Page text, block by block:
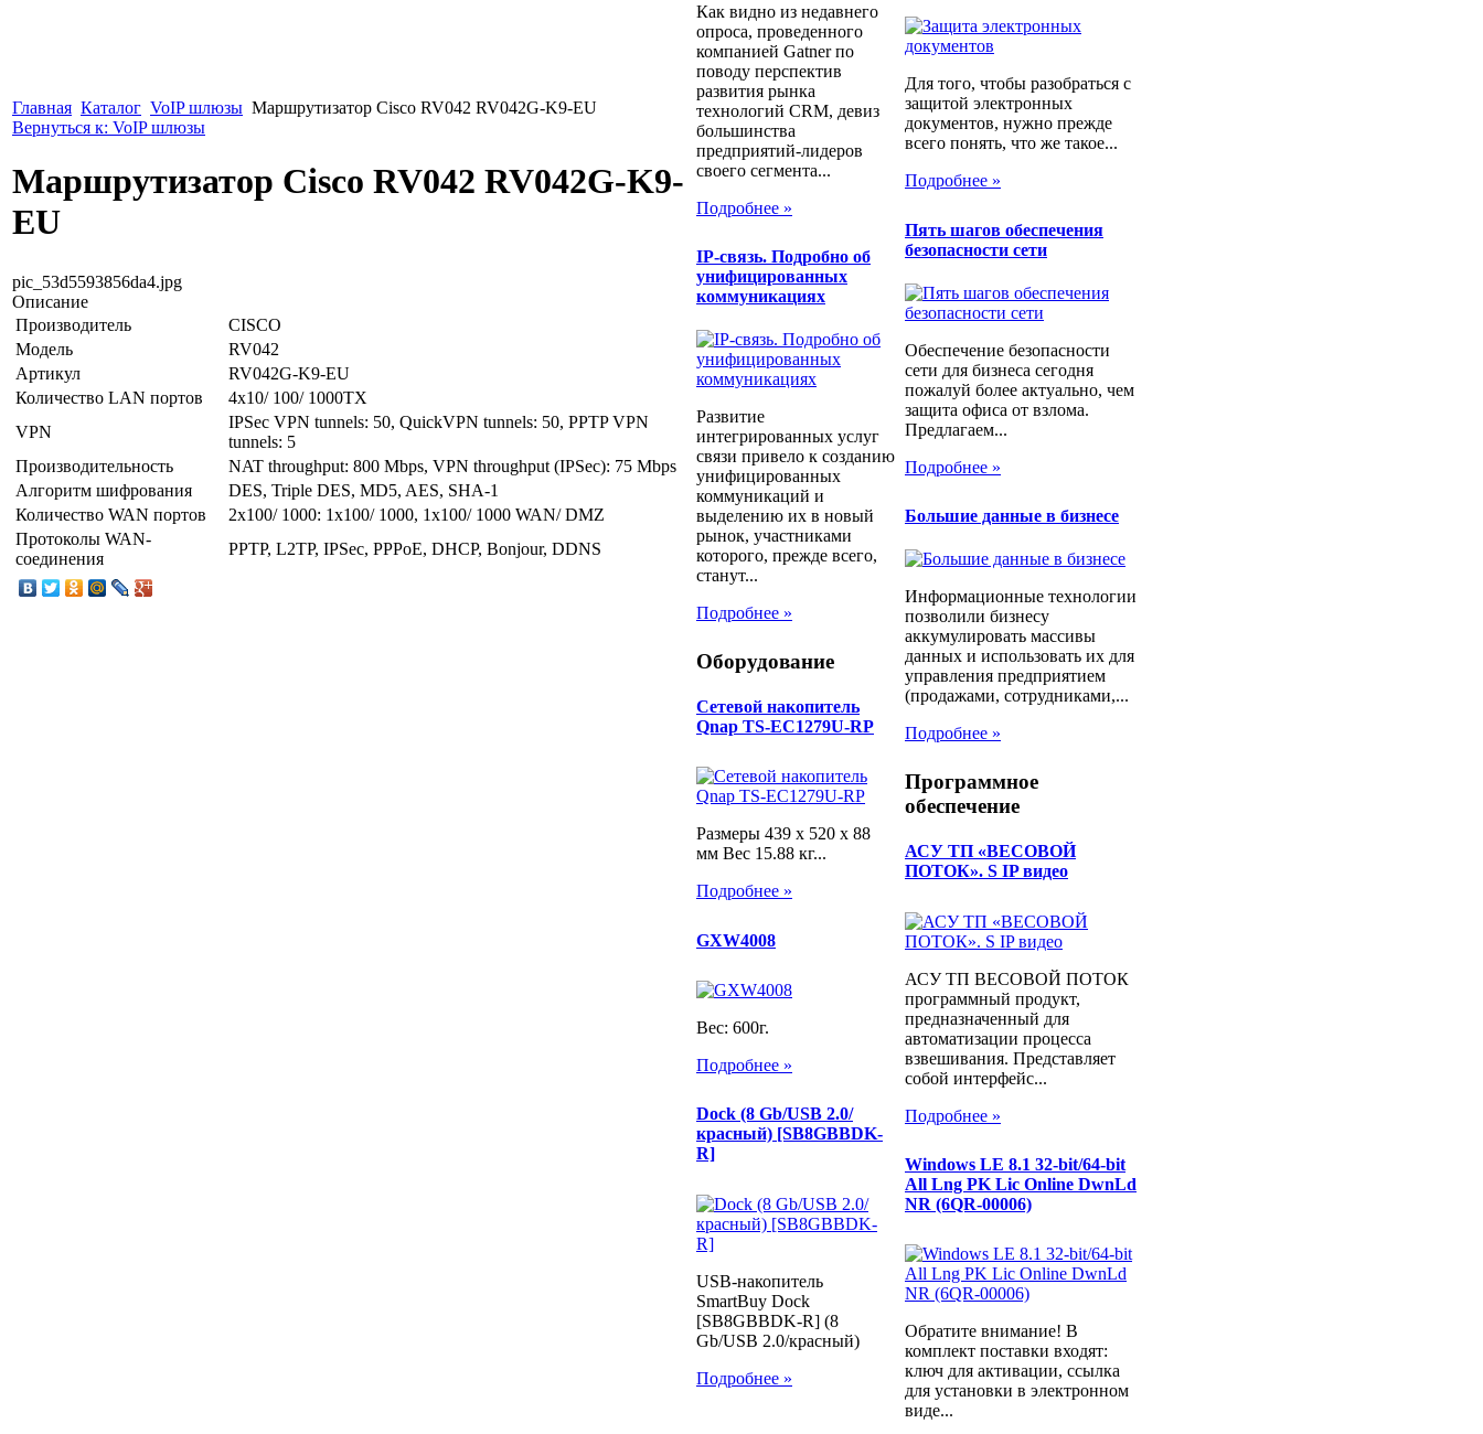
Главная Каталог VoIP шлюзы Маршрутизатор Cisco RV042 RV042G-K9-EU
Вернуться к: VoIP шлюзы
Маршрутизатор Cisco RV042 RV042G-K9-
EU
pic_53d5593856da4.jpg
Описание
Производитель
CISCO
Модель
RV042
Артикул
RV042G-K9-EU
Количество LAN портов
4x10/ 100/ 1000TX
VPN
IPSec VPN tunnels: 50, QuickVPN tunnels: 50, PPTP VPN
tunnels: 5
Производительность
NAT throughput: 800 Mbps, VPN throughput (IPSec): 75 Mbps
Алгоритм шифрования
DES, Triple DES, MD5, AES, SHA-1
Количество WAN портов
2x100/ 1000: 1x100/ 1000, 1x100/ 1000 WAN/ DMZ
Протоколы WAN-
соединения
PPTP, L2TP, IPSec, PPPoE, DHCP, Bonjour, DDNS
Как видно из недавнего
опроса, проведенного
компанией Gatner по
поводу перспектив
развития рынка
технологий CRM, девиз
большинства
предприятий-лидеров
своего сегмента...
Подробнее »
IP-связь. Подробно об
унифицированных
коммуникациях
Развитие
интегрированных услуг
связи привело к созданию
унифицированных
коммуникаций и
выделению их в новый
рынок, участниками
которого, прежде всего,
станут...
Подробнее »
Оборудование
Сетевой накопитель
Qnap TS-EC1279U-RP
Размеры 439 x 520 x 88
мм Вес 15.88 кг...
Подробнее »
GXW4008
Вес: 600г.
Подробнее »
Dock (8 Gb/USB 2.0/
красный) [SB8GBBDK-
R]
USB-накопитель
SmartBuy Dock
[SB8GBBDK-R] (8
Gb/USB 2.0/красный)
Подробнее »
Для того, чтобы разобраться с
защитой электронных
документов, нужно прежде
всего понять, что же такое...
Подробнее »
Пять шагов обеспечения
безопасности сети
Обеспечение безопасности
сети для бизнеса сегодня
пожалуй более актуально, чем
защита офиса от взлома.
Предлагаем...
Подробнее »
Большие данные в бизнесе
Информационные технологии
позволили бизнесу
аккумулировать массивы
данных и использовать их для
управления предприятием
(продажами, сотрудниками,...
Подробнее »
Программное
обеспечение
АСУ ТП «ВЕСОВОЙ
ПОТОК». S IP видео
АСУ ТП ВЕСОВОЙ ПОТОК
программный продукт,
предназначенный для
автоматизации процесса
взвешивания. Представляет
собой интерфейс...
Подробнее »
Windows LE 8.1 32-bit/64-bit
All Lng PK Lic Online DwnLd
NR (6QR-00006)
Обратите внимание! В
комплект поставки входят:
ключ для активации, ссылка
для установки в электронном
виде...